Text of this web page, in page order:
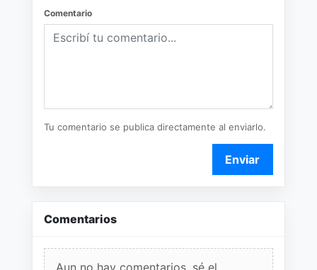
Comentario
Tu comentario se publica directamente al enviarlo.
Enviar
Comentarios
Aun no hay comentarios, sé el